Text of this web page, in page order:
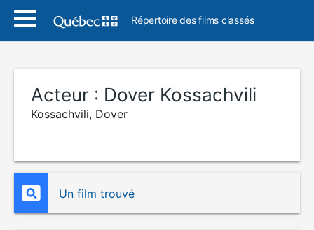
Répertoire des films classés
Acteur : Dover Kossachvili
Kossachvili, Dover
Un film trouvé